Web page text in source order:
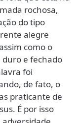
rochosa,
do tipo
alegre
como o
duro e fechado
foi
de fato, o
praticante de
É por isso